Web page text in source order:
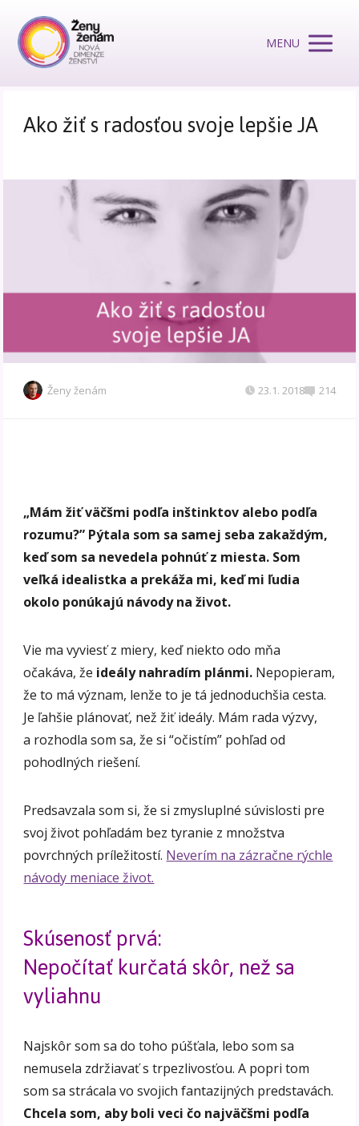
MENU
Ako žiť s radosťou svoje lepšie JA
Ženy ženám 23.1. 2018 214
„Mám žiť väčšmi podľa inštinktov alebo podľa
rozumu?” Pýtala som sa samej seba zakaždým,
keď som sa nevedela pohnúť z miesta. Som
veľká idealistka a prekáža mi, keď mi ľudia
okolo ponúkajú návody na život.
Vie ma vyviesť z miery, keď niekto odo mňa
očakáva, že ideály nahradím plánmi. Nepopieram,
že to má význam, lenže to je tá jednoduchšia cesta.
Je ľahšie plánovať, než žiť ideály. Mám rada výzvy,
a rozhodla som sa, že si “očistím” pohľad od
pohodlných riešení.
Predsavzala som si, že si zmysluplné súvislosti pre
svoj život pohľadám bez tyranie z množstva
povrchných príležitostí. Neverím na zázračne rýchle
návody meniace život.
Skúsenosť prvá:
Nepočítať kurčatá skôr, než sa
vyliahnu
Najskôr som sa do toho púšťala, lebo som sa
nemusela zdržiavať s trpezlivosťou. A popri tom
som sa strácala vo svojich fantazijných predstavách.
Chcela som, aby boli veci čo najväčšmi podľa